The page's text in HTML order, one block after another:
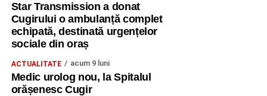
Star Transmission a donat
Cugirului o ambulanță complet
echipată, destinată urgențelor
sociale din oraș
ACTUALITATE acum 9 luni
Medic urolog nou, la Spitalul
orășenesc Cugir